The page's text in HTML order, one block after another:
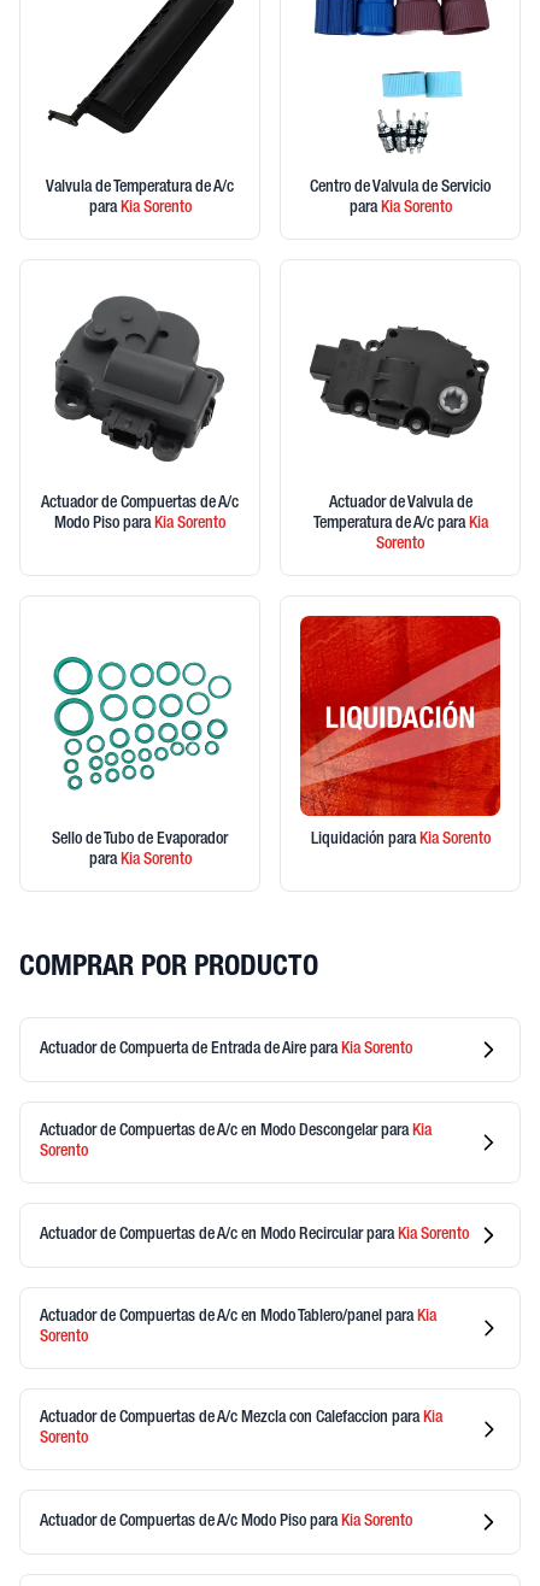
Valvula de Temperatura de A/c
paraKiaSorento
Centro de Valvula de Servicio
paraKiaSorento
Actuador de Compuertas de A/c
Modo Piso paraKiaSorento
Actuador de Valvula de
Temperatura de A/c paraKia
Sorento
Sello de Tubo de Evaporador
paraKiaSorento
Liquidación paraKiaSorento
COMPRAR POR PRODUCTO
Actuador de Compuerta de Entrada de Aire para KiaSorento
Actuador de Compuertas de A/c en Modo Descongelar paraKia
Sorento
Actuador de Compuertas de A/c en Modo Recircularpara KiaSorento
Actuador de Compuertas de A/c en Modo Tablero/panel paraKia
Sorento
Actuador de Compuertas de A/c Mezcla con Calefaccion paraKia
Sorento
Actuador de Compuertas de A/c Modo Piso para KiaSorento